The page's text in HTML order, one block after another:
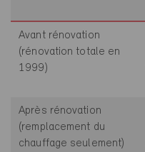
Avant rénovation
(rénovation totale en
1999)
Après rénovation
(remplacement du
chauffage seulement)